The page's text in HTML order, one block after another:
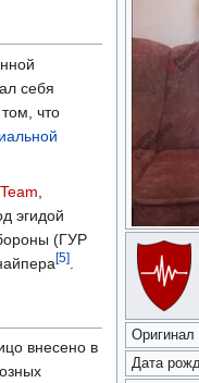
Оригинал
Дата
себя
что
,
эгидой
(ГУР
[5].
внесено в